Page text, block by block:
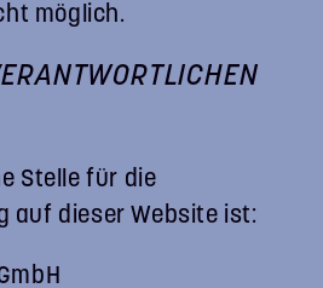
möglich.
Stelle für die
auf dieser Website ist: